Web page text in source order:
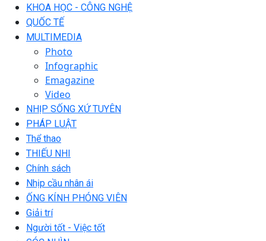
KHOA HỌC - CÔNG NGHỆ
QUỐC TẾ
MULTIMEDIA
Photo
Infographic
Emagazine
Video
NHỊP SỐNG XỨ TUYÊN
PHÁP LUẬT
Thể thao
THIẾU NHI
Chính sách
Nhịp cầu nhân ái
ỐNG KÍNH PHÓNG VIÊN
Giải trí
Người tốt - Việc tốt